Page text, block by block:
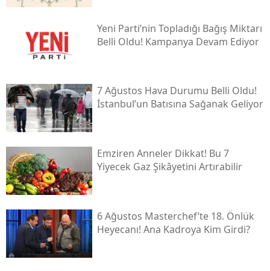
Yeni̇ Parti’nin Topladığı Bağış Miktarı
Belli Oldu! Kampanya Devam Ediyor
7 Ağustos Hava Durumu Belli Oldu!
İstanbul’un Batısına Sağanak Geliyor
Emziren Anneler Dikkat! Bu 7
Yiyecek Gaz Şikâyetini Artırabilir
6 Ağustos Masterchef’te 18. Önlük
Heyecanı! Ana Kadroya Kim Girdi?